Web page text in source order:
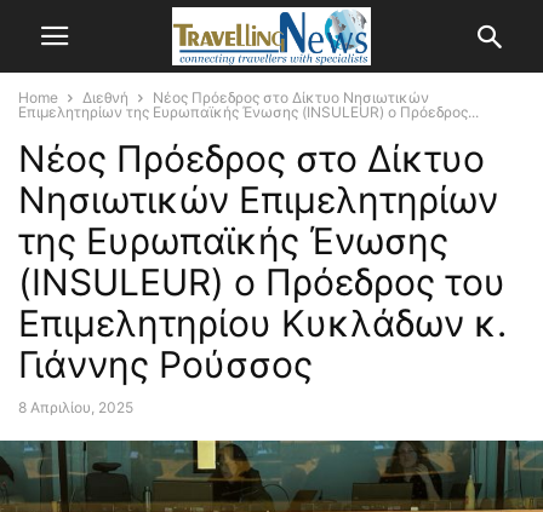
Home Διεθνή
Νέος Πρόεδρος στο Δίκτυο Νησιωτικών
Επιμελητηρίων της Ευρωπαϊκής Ένωσης (INSULEUR) ο Πρόεδρος...
Νέος Πρόεδρος στο Δίκτυο
Νησιωτικών Επιμελητηρίων
της Ευρωπαϊκής Ένωσης
(INSULEUR) ο Πρόεδρος του
Επιμελητηρίου Κυκλάδων κ.
Γιάννης Ρούσσος
8 Απριλίου, 2025